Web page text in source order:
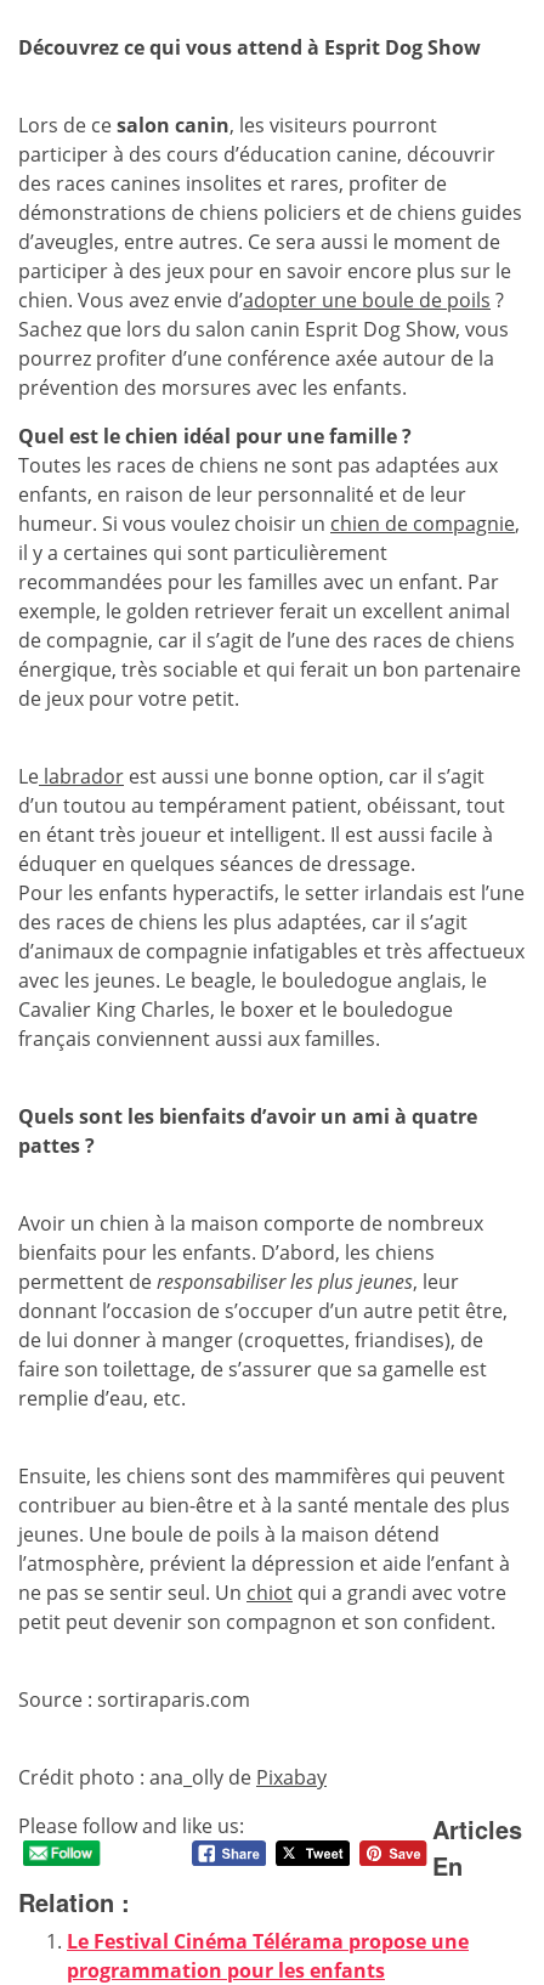
Découvrez ce qui vous attend à Esprit Dog Show
Lors de cesalon canin, les visiteurs pourront
participer à des cours d’éducation canine, découvrir
des races canines insolites et rares, profiter de
démonstrations de chiens policiers et de chiens guides
d’aveugles, entre autres. Ce sera aussi le moment de
participer à des jeux pour en savoir encore plus sur le
chien. Vous avez envie d’adopter une boule de poils ?
Sachez que lors du salon canin Esprit Dog Show, vous
pourrez profiter d’une conférence axée autour de la
prévention des morsures avec les enfants.
Quel est le chien idéal pour une famille ?
Toutes les races de chiens ne sont pas adaptées aux
enfants, en raison de leur personnalité et de leur
humeur. Si vous voulez choisir un chien de compagnie,
il y a certaines qui sont particulièrement
recommandées pour les familles avec un enfant. Par
exemple, le golden retriever ferait un excellent animal
de compagnie, car il s’agit de l’une des races de chiens
énergique, très sociable et qui ferait un bon partenaire
de jeux pour votre petit.
Le labrador est aussi une bonne option, car il s’agit
d’un toutou au tempérament patient, obéissant, tout
en étant très joueur et intelligent. Il est aussi facile à
éduquer en quelques séances de dressage.
Pour les enfants hyperactifs, le setter irlandais est l’une
des races de chiens les plus adaptées, car il s’agit
d’animaux de compagnie infatigables et très affectueux
avec les jeunes. Le beagle, le bouledogue anglais, le
Cavalier King Charles, le boxer et le bouledogue
français conviennent aussi aux familles.
Quels sont les bienfaits d’avoir un ami à quatre
pattes ?
Avoir un chien à la maison comporte de nombreux
bienfaits pour les enfants. D’abord, les chiens
permettent deresponsabiliser les plus jeunes, leur
donnant l’occasion de s’occuper d’un autre petit être,
de lui donner à manger (croquettes, friandises), de
faire son toilettage, de s’assurer que sa gamelle est
remplie d’eau, etc.
Ensuite, les chiens sont des mammifères qui peuvent
contribuer au bien-être et à la santé mentale des plus
jeunes. Une boule de poils à la maison détend
l’atmosphère, prévient la dépression et aide l’enfant à
ne pas se sentir seul. Un chiot qui a grandi avec votre
petit peut devenir son compagnon et son confident.
Source : sortiraparis.com
Crédit photo : ana_olly de Pixabay
Please follow and like us:
Articles
En
Relation :
Le Festival Cinéma Télérama propose une
programmation pour les enfants